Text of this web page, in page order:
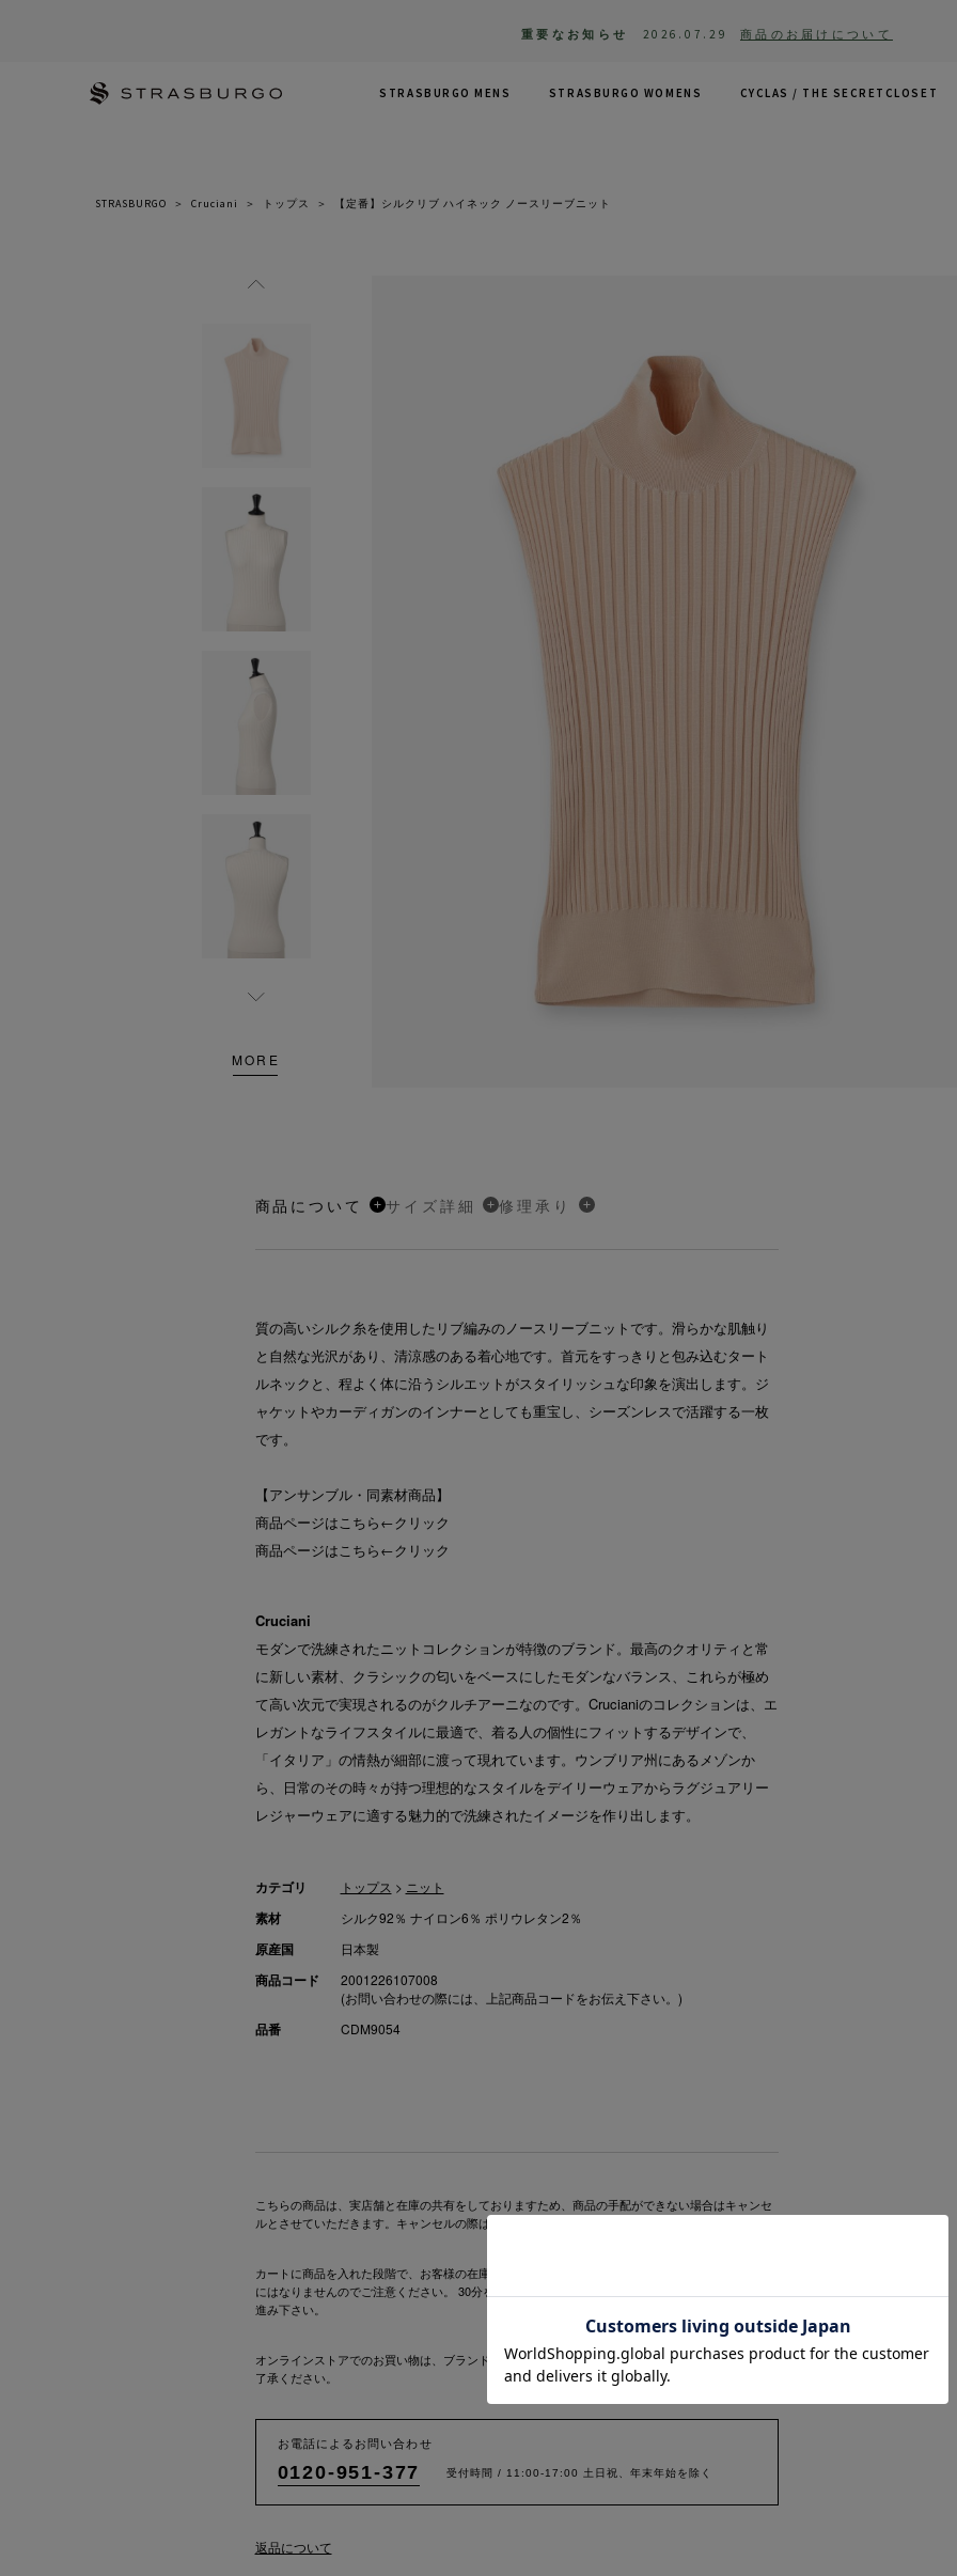
重要なお知らせ 2026.07.29 商品のお届けについて
STRASBURGO MENS STRASBURGO WOMENS CYCLAS / THE SECRETCLOSET
STRASBURGO ＞ Cruciani ＞ トップス ＞ 【定番】シルクリブ ハイネック ノースリーブニット
MORE
商品について サイズ詳細 修理承り
質の高いシルク糸を使用したリブ編みのノースリーブニットです。滑らかな肌触り
と自然な光沢があり、清涼感のある着心地です。首元をすっきりと包み込むタート
ルネックと、程よく体に沿うシルエットがスタイリッシュな印象を演出します。ジ
ャケットやカーディガンのインナーとしても重宝し、シーズンレスで活躍する一枚
です。
【アンサンブル・同素材商品】
商品ページはこちら←クリック
商品ページはこちら←クリック
Cruciani
モダンで洗練されたニットコレクションが特徴のブランド。最高のクオリティと常
に新しい素材、クラシックの匂いをベースにしたモダンなバランス、これらが極め
て高い次元で実現されるのがクルチアーニなのです。Crucianiのコレクションは、エ
レガントなライフスタイルに最適で、着る人の個性にフィットするデザインで、
「イタリア」の情熱が細部に渡って現れています。ウンブリア州にあるメゾンか
ら、日常のその時々が持つ理想的なスタイルをデイリーウェアからラグジュアリー
レジャーウェアに適する魅力的で洗練されたイメージを作り出します。
カテゴリ トップス > ニット
素材 シルク92％ ナイロン6％ ポリウレタン2％
原産国 日本製
商品コード
2001226107008
(お問い合わせの際には、上記商品コードをお伝え下さい。)
品番 CDM9054
こちらの商品は、実店舗と在庫の共有をしておりますため、商品の手配ができない場合はキャンセ
ルとさせていただきます。キャンセルの際は別途ご案内をお送りしますので予めご了承ください。
カートに商品を入れた段階で、お客様の在庫は30分間確保されますが、この時点でご購入したこと
にはなりませんのでご注意ください。 30分を過ぎますと確保は解除されますのでお早めにレジにお
進み下さい。
オンラインストアでのお買い物は、ブランドハンガーをお付けすることができませんので、予めご
了承ください。
お電話によるお問い合わせ
0120-951-377 受付時間 / 11:00-17:00 土日祝、年末年始を除く
返品について